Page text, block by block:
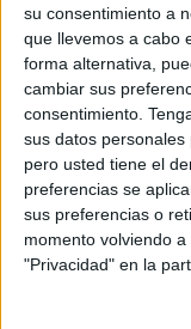
su consentimiento a
que llevemos a cabo
forma alternativa,
cambiar sus
consentimiento.
sus datos personales
pero usted tiene el
preferencias se
sus preferencias o
momento volviendo
"Privacidad" en la
20/
El
POR
El
POR
El